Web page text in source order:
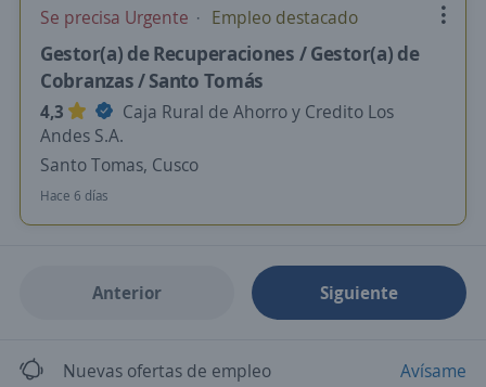
Se precisa Urgente Empleo destacado
Gestor(a) de Recuperaciones / Gestor(a) de
Cobranzas / Santo Tomás
4,3
Caja Rural de Ahorro y Credito Los
Andes S.A.
Santo Tomas, Cusco
Hace 6 días
Anterior Siguiente
Nuevas ofertas de empleo Avísame